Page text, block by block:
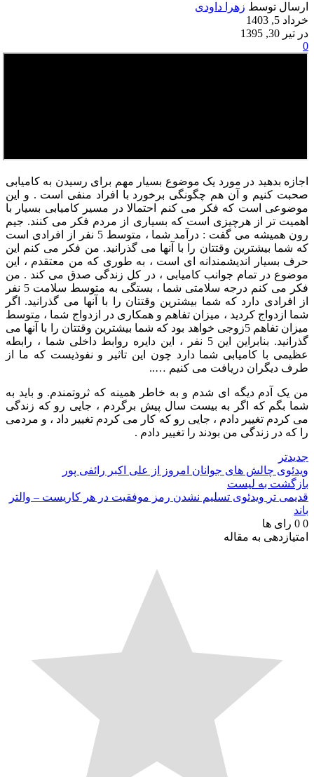
ارسال توسط زهرا داودی
خرداد 5, 1403
در تیر 30, 1395
0
اجازه بدهید در مورد یک موضوع بسیار مهم برای رسیدن به کامیابی
صحبت کنیم و آن هم چگونگی برخورد با افراد منفی است . و این
موضوعی است که فکر می کنم احتمالا در مسیر کامیابی بسیار با
اهمیت تر از هرچیزی است که بسیاری از مردم فکر می کنند. جیم
رون همیشه می گفت : درآمد شما ، متوسط 5 نفر از افرادی است
که شما بیشترین وقتتان را با آنها می گذرانید. من فکر می کنم این
حرف بسیار اندیشمندانه ای است ، به طوری که من معتقدم ، این
موضوع در تمام جوانب کامیابی ، در کل زندگی صدق می کند . من
فکر می کنم درجه سلامتی شما ، بستگی به متوسط سلامت 5 نفر
از افرادی دارد که شما بیشترین وقتتان را با آنها می گذرانید. اگر
شما ازدواج کردید ، میزان تفاهم و همکاری در ازدواج شما ، متوسط
میزان تفاهم 5زوجی خواهد بود که شما بیشترین وقتتان را با آنها می
گذرانید. بنابراین این 5 نفر ، این دایره روابط داخلی شما ، رابطه
عظیمی با کامیابی شما دارد چون این تاثیر و نفوذیست که ما از
طرف دیگران دریافت می کنیم …..
من یک آدم دیگه ای شدم و به خاطر همینه که ثروتمندم. و باید به
شما بگم که اگر به بیست سال پیش برگردم ، جایی رو که زندگی
می کردم تغییر دادم ، جایی رو که کار می کردم تغییر داد ، و مردمی
را که در زندگی من بودند را تغییر دادم .
جدیدتر
ویدئوی چالش های جوانان امروز از علی اکبر رائفی پور
بازگشت به لیست
قدیمی تر ویدئوی تسلیم نشدن رمز موفقیت در هر کاریست – والتر
باند
0
0 رای ها
امتیازدهی به مقاله